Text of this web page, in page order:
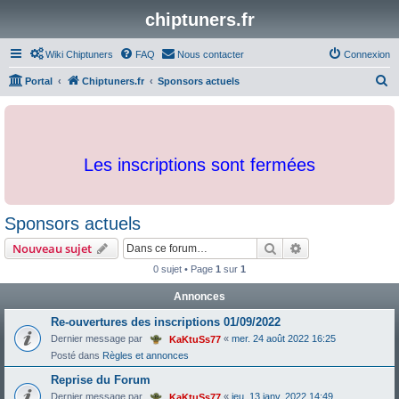
chiptuners.fr
Wiki Chiptuners FAQ Nous contacter Connexion
Portal Chiptuners.fr Sponsors actuels
c
Les inscriptions sont fermées
Sponsors actuels
Nouveau sujet Rechercher
0 sujet • Page 1 sur 1
Annonces
Re-ouvertures des inscriptions 01/09/2022
Dernier message par KaKtuSs77 « mer. 24 août 2022 16:25
Posté dans Règles et annonces
Reprise du Forum
Dernier message par « jeu. 13 janv. 2022 14:49